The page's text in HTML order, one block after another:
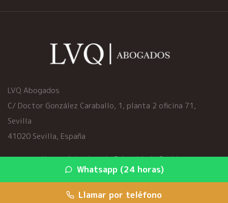
Whatsapp (24 horas)
Llamar por teléfono
LVQ Abogados
C/ Doctor González Caraballo, 1, planta 2 oficina 71,
Sevilla
41020 Sevilla, España
Home·Aviso Legal·Privacidad·Cookies
© 2026 viciosocultoscoche.es ·Mapa del sitio